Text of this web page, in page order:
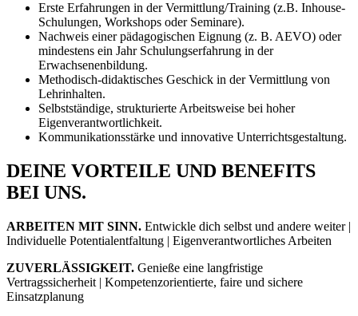
Erste Erfahrungen in der Vermittlung/Training (z.B. Inhouse-
Schulungen, Workshops oder Seminare).
Nachweis einer pädagogischen Eignung (z. B. AEVO) oder
mindestens ein Jahr Schulungserfahrung in der
Erwachsenenbildung.
Methodisch-didaktisches Geschick in der Vermittlung von
Lehrinhalten.
Selbstständige, strukturierte Arbeitsweise bei hoher
Eigenverantwortlichkeit.
Kommunikationsstärke und innovative Unterrichtsgestaltung.
DEINE VORTEILE UND BENEFITS
BEI UNS.
ARBEITEN MIT SINN. Entwickle dich selbst und andere weiter |
Individuelle Potentialentfaltung | Eigenverantwortliches Arbeiten
ZUVERLÄSSIGKEIT. Genieße eine langfristige
Vertragssicherheit | Kompetenzorientierte, faire und sichere
Einsatzplanung